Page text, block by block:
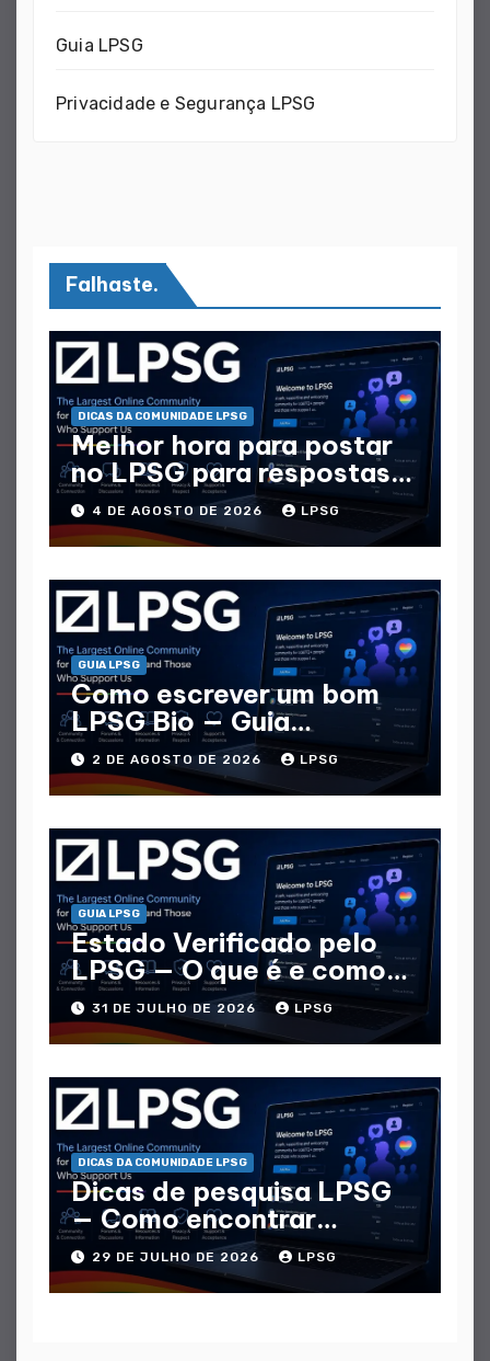
Guia LPSG
Privacidade e Segurança LPSG
Falhaste.
DICAS DA COMUNIDADE LPSG
Melhor hora para postar
no LPSG para respostas
máximas
4 DE AGOSTO DE 2026 LPSG
GUIA LPSG
Como escrever um bom
LPSG Bio — Guia
completo
2 DE AGOSTO DE 2026 LPSG
GUIA LPSG
Estado Verificado pelo
LPSG — O que é e como
obtê - lo
31 DE JULHO DE 2026 LPSG
DICAS DA COMUNIDADE LPSG
Dicas de pesquisa LPSG
— Como encontrar
qualquer tópico ou
membro
29 DE JULHO DE 2026 LPSG